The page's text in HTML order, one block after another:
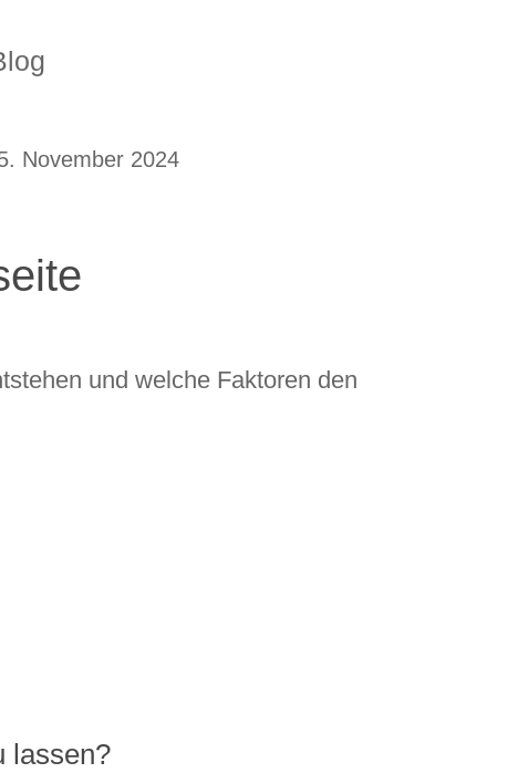
November 2024
und welche Faktoren den
lassen?